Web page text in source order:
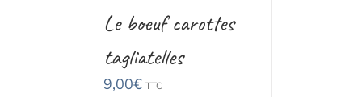
Le boeuf carottes
tagliatelles
9,00€ TTC